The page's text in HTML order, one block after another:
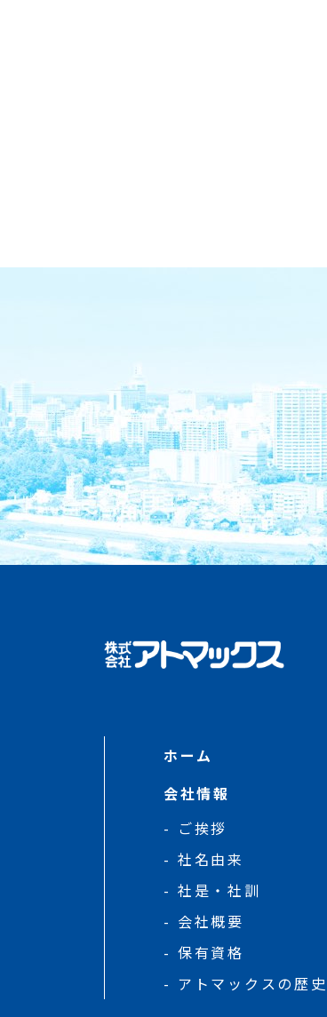
お問い合わせ
ホーム
会社情報
ご挨拶
社名由来
社是・社訓
会社概要
保有資格
アトマックスの歴史